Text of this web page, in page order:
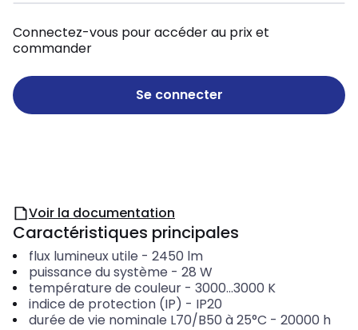
Connectez-vous pour accéder au prix et
commander
Se connecter
Voir la documentation
Caractéristiques principales
flux lumineux utile - 2450 lm
puissance du système - 28 W
température de couleur- 3000...3000 K
indice de protection (IP) - IP20
durée de vie nominale L70/B50 à 25°C - 20000 h